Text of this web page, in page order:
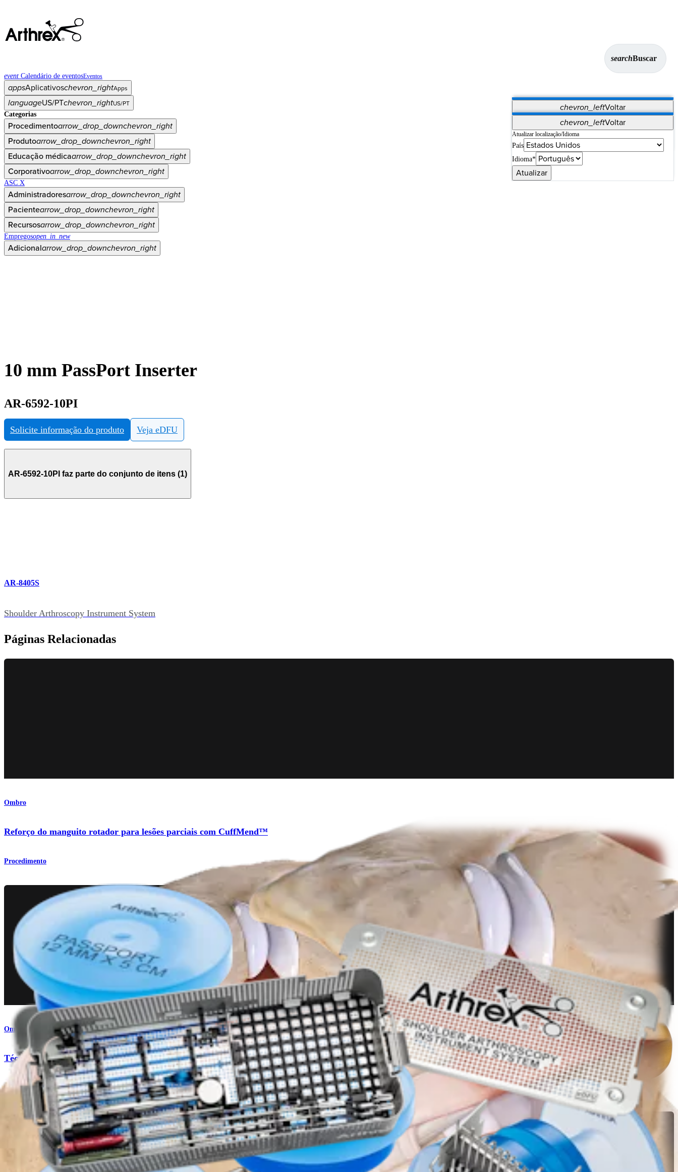
searchBuscar
event Calendário de eventosEventos
appsAplicativoschevron_rightApps
chevron_leftVoltar
Vet Systems OrthoPedia Patient
Supplier Portal
Synergy Imaging & Resection
languageUS/PTchevron_rightUS/PT
chevron_leftVoltar
Atualizar localização/Idioma
País
Idioma*
Atualizar
Categorias
Procedimentoarrow_drop_downchevron_right
Produtoarrow_drop_downchevron_right
Educação médicaarrow_drop_downchevron_right
Corporativoarrow_drop_downchevron_right
ASC X
Administradoresarrow_drop_downchevron_right
Pacientearrow_drop_downchevron_right
Recursosarrow_drop_downchevron_right
Empregosopen_in_new
Adicionalarrow_drop_downchevron_right
10 mm PassPort Inserter
AR-6592-10PI
Solicite informação do produto Veja eDFU
AR-6592-10PI faz parte do conjunto de itens (1)
AR-8405S
Shoulder Arthroscopy Instrument System
Páginas Relacionadas
Ombro
Reforço do manguito rotador para lesões parciais com CuffMend™
Procedimento
Ombro
Técnica CuffMend™ para manguito rotador
Procedimento